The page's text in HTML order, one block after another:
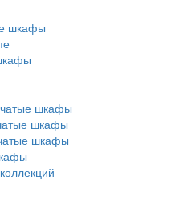
шкафы
шкафы
шкафы
шкафы